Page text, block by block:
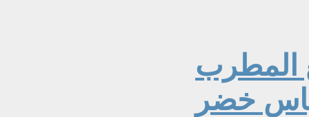
المطرب
ياس خضر